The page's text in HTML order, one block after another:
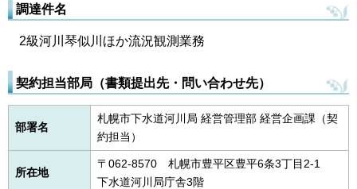
調達件名
2級河川琴似川ほか流況観測業務
契約担当部局（書類提出先・問い合わせ先）
部署名
札幌市下水道河川局 経営管理部 経営企画課（契
約担当）
所在地
〒062-8570 札幌市豊平区豊平6条3丁目2-1
下水道河川局庁舎3階